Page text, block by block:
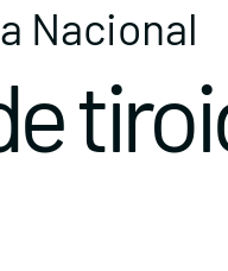
Nacional